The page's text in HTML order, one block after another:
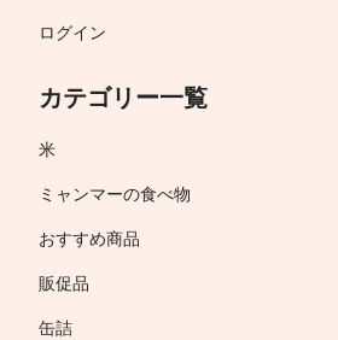
ログイン
カテゴリー一覧
米
ミャンマーの食べ物
おすすめ商品
販促品
缶詰